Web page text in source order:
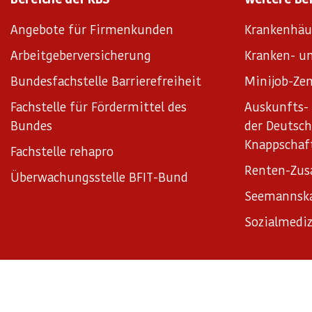
Angebote für Firmenkunden
Arbeitgeberversicherung
Bundesfachstelle Barrierefreiheit
Fachstelle für Fördermittel des
Bundes
Fachstelle rehapro
Überwachungsstelle BFIT-Bund
Kranken-
Minijob-
Auskunfts-
der
Renten-